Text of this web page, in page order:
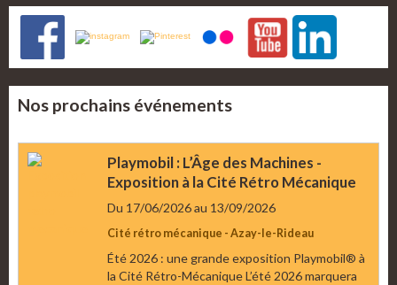
Nos prochains événements
Playmobil : L’Âge des Machines -
Exposition à la Cité Rétro Mécanique
Du 17/06/2026au 13/09/2026
Cité rétro mécanique - Azay-le-Rideau
Été 2026 : une grande exposition Playmobil® à
la Cité Rétro-Mécanique L’été 2026 marquera